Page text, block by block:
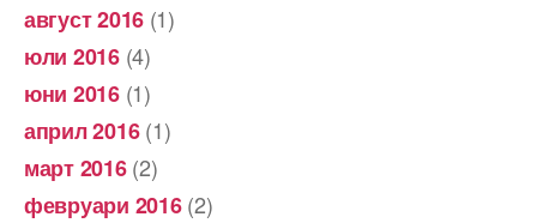
август 2016 (1)
юли 2016(4)
юни 2016(1)
април 2016(1)
март 2016(2)
февруари 2016(2)